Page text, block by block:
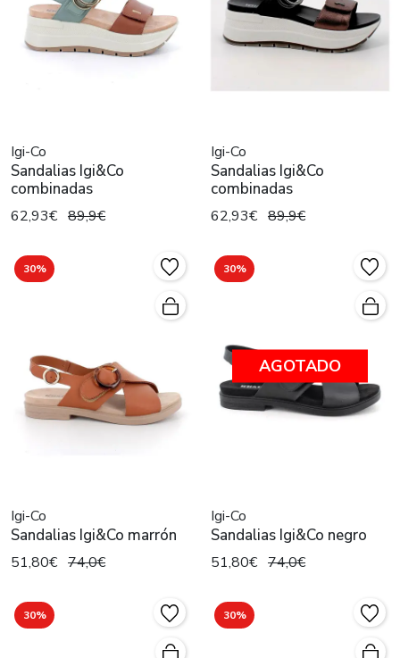
Igi-Co
Sandalias Igi&Co
combinadas
62,93€ 89,9€
Igi-Co
Sandalias Igi&Co
combinadas
62,93€ 89,9€
30%
Igi-Co
Sandalias Igi&Co marrón
51,80€ 74,0€
30%
AGOTADO
Igi-Co
Sandalias Igi&Co negro
51,80€ 74,0€
30% 30%